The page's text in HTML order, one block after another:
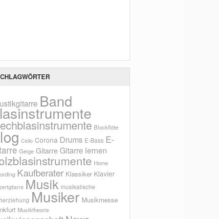
Band
Blockflöte
Cello Corona Drums E-Bass E-
Geige Gitarre Gitarre lernen
Home
Kaufberater Klassiker Klavier
Musik musikalische
Musiker Musikmesse
Musiktheorie